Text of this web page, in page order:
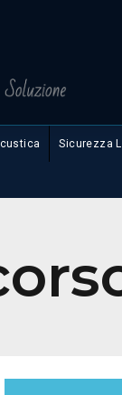
Sicurezza